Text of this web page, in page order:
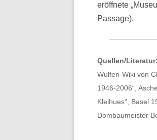
eröffnete
Passage).
Quellen/Literatur:
Wulfen-Wiki von
1946-2006“,
Kleihues“, Basel
Dombaumeister